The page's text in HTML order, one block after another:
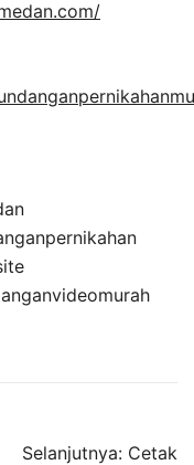
Selanjutnya: Cetak